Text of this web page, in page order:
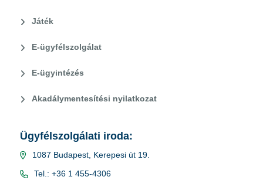
Játék
E-ügyfélszolgálat
E-ügyintézés
Akadálymentesítési nyilatkozat
Ügyfélszolgálati iroda:
1087 Budapest, Kerepesi út 19.
Tel.: +36 1 455-4306